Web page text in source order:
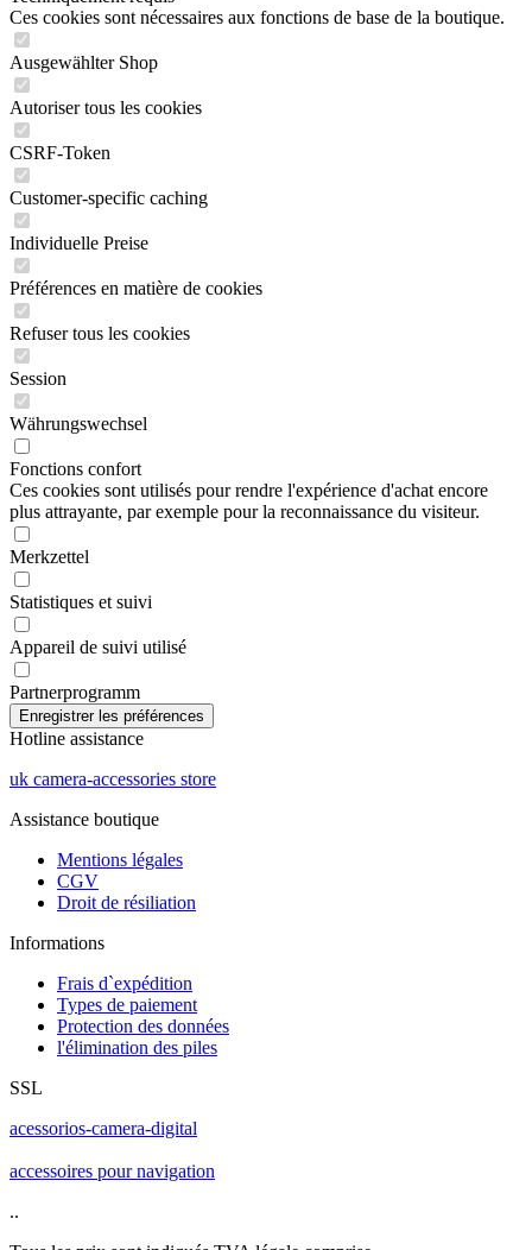
Ces cookies sont nécessaires aux fonctions de base de la boutique.
Ausgewählter Shop
Autoriser tous les cookies
CSRF-Token
Customer-specific caching
Individuelle Preise
Préférences en matière de cookies
Refuser tous les cookies
Session
Währungswechsel
Fonctions confort
Ces cookies sont utilisés pour rendre l'expérience d'achat encore
plus attrayante, par exemple pour la reconnaissance du visiteur.
Merkzettel
Statistiques et suivi
Appareil de suivi utilisé
Partnerprogramm
Hotline assistance
uk camera-accessories store
Assistance boutique
Mentions légales
CGV
Droit de résiliation
Informations
Frais d`expédition
Types de paiement
Protection des données
l'élimination des piles
SSL
acessorios-camera-digital
accessoires pour navigation
..